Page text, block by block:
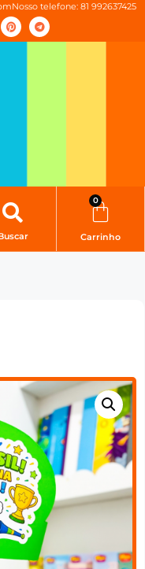
Nosso telefone: 81 992637425
0
Carrinho